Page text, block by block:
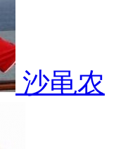
沙黾农